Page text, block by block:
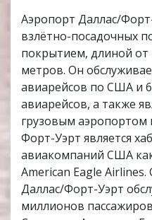
Аэропорт Даллас/
взлётно-посадочных
покрытием, длиной от
метров. Он
авиарейсов по США и
авиарейсов, а также
грузовым аэропортом
Форт-Уэрт является
авиакомпаний США
American Eagle
Даллас/Форт-Уэрт
миллионов